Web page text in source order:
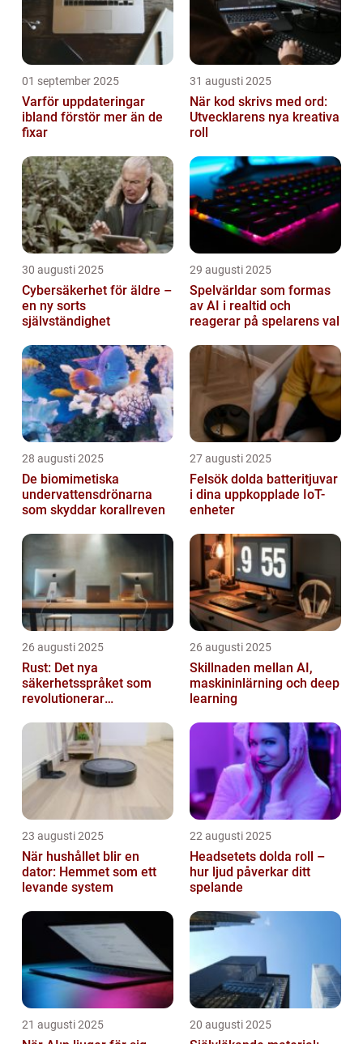
01 september 2025
Varför uppdateringar
ibland förstör mer än de
fixar
31 augusti 2025
När kod skrivs med ord:
Utvecklarens nya kreativa
roll
30 augusti 2025
Cybersäkerhet för äldre –
en ny sorts
självständighet
29 augusti 2025
Spelvärldar som formas
av AI i realtid och
reagerar på spelarens val
28 augusti 2025
De biomimetiska
undervattensdrönarna
som skyddar korallreven
27 augusti 2025
Felsök dolda batteritjuvar
i dina uppkopplade IoT-
enheter
26 augusti 2025
Rust: Det nya
säkerhetsspråket som
revolutionerar
26 augusti 2025
Skillnaden mellan AI,
maskininlärning och deep
learning
23 augusti 2025
När hushållet blir en
dator: Hemmet som ett
levande system
22 augusti 2025
Headsetets dolda roll –
hur ljud påverkar ditt
spelande
21 augusti 2025 20 augusti 2025